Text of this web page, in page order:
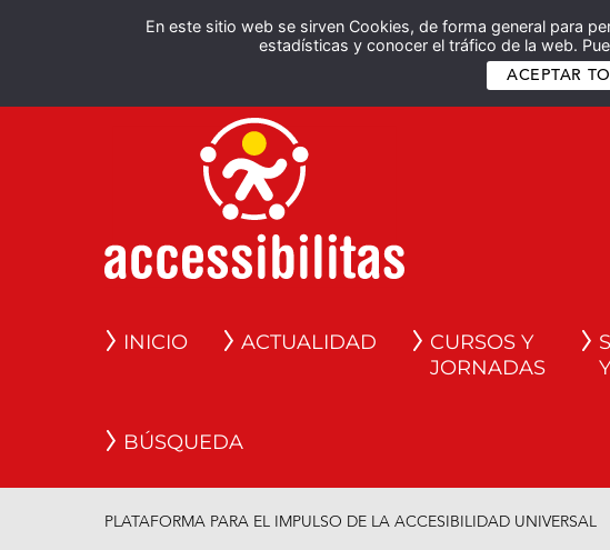
En este sitio web se sirven Cookies, de forma general para
estadísticas y conocer el tráfico de la web.
ACEPTAR
INICIO ACTUALIDAD
CURSOS Y
JORNADAS
BÚSQUEDA
PLATAFORMA PARA EL IMPULSO DE LA ACCESIBILIDAD UNIVERSAL